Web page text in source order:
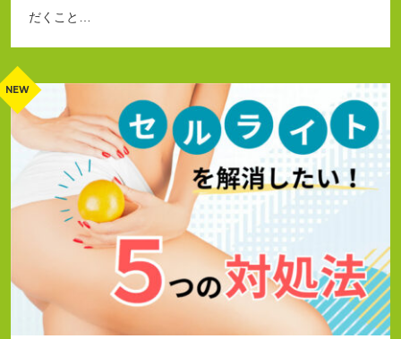
だくこと…